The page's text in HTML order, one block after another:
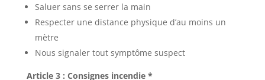
Saluer sans se serrer la main
Respecter une distance physique d’au moins un
mètre
Nous signaler tout symptôme suspect
Article 3 : Consignes incendie *